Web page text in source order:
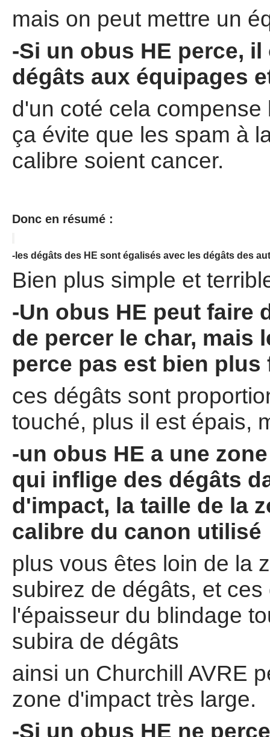
mais on peut mettre un
-Si un obus HE perce,
dégâts aux équipages
d'un coté cela
ça évite que les spam à
calibre soient cancer.
Donc en résumé :
-les dégâts des HE sont égalisés avec les dégâts des
Bien plus simple et
-Un obus HE peut faire
de percer le char, mais
perce pas est bien
ces dégâts sont
touché, plus il est épais,
-un obus HE a une
qui inflige des dégâts
d'impact, la taille de la
calibre du canon utilisé
plus vous êtes loin de la
subirez de dégâts, et
l'épaisseur du blindage
subira de dégâts
ainsi un Churchill AVRE
zone d'impact très large.
-Si un obus HE ne